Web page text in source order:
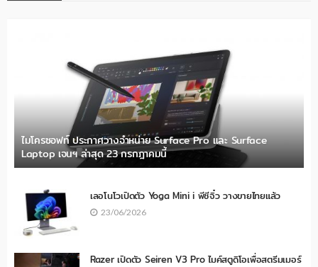
ไมโครซอฟท์ ประกาศวางจำหน่าย Surface Pro และ Surface
Laptop เจนฯ ล่าสุด 23 กรกฎาคมนี้
เลอโนโวเปิดตัว Yoga Mini i พีซีจิ๋ว วางขายไทยแล้ว
23/06/2026
Razer เปิดตัว Seiren V3 Pro ไมค์สตูดิโอเพื่อสตรีมเมอร์